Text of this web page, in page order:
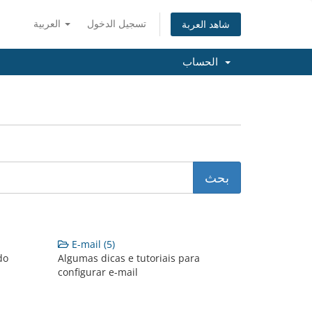
تسجيل الدخول شاهد العربة
E-mail (5)
Algumas dicas e tutoriais para
configurar e-mail